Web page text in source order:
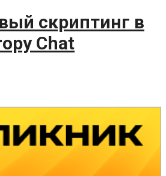
скриптинг в
Chat